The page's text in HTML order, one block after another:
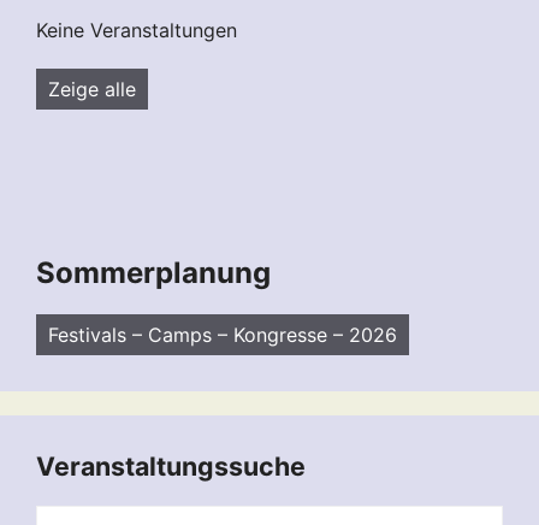
Keine Veranstaltungen
Zeige alle
Sommerplanung
Festivals – Camps – Kongresse – 2026
Veranstaltungssuche